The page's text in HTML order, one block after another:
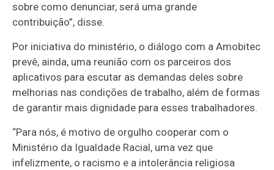
sobre como denunciar, será uma grande
contribuição”, disse.
Por iniciativa do ministério, o diálogo com a Amobitec
prevê, ainda, uma reunião com os parceiros dos
aplicativos para escutar as demandas deles sobre
melhorias nas condições de trabalho, além de formas
de garantir mais dignidade para esses trabalhadores.
“Para nós, é motivo de orgulho cooperar com o
Ministério da Igualdade Racial, uma vez que
infelizmente, o racismo e a intolerância religiosa